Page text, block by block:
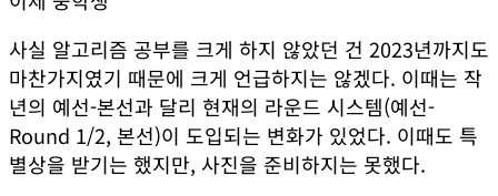
사실 알고리즘 공부를 크게 하지 않았던 건 2023년까지도
마찬가지였기 때문에 크게 언급하지는 않겠다. 이때는 작
년의 예선-본선과 달리 현재의 라운드 시스템(예선-
Round 1/2, 본선)이 도입되는 변화가 있었다. 이때도 특
별상을 받기는 했지만, 사진을 준비하지는 못했다.